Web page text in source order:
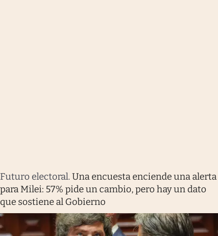
Futuro electoral. Una encuesta enciende una alerta
para Milei: 57% pide un cambio, pero hay un dato
que sostiene al Gobierno